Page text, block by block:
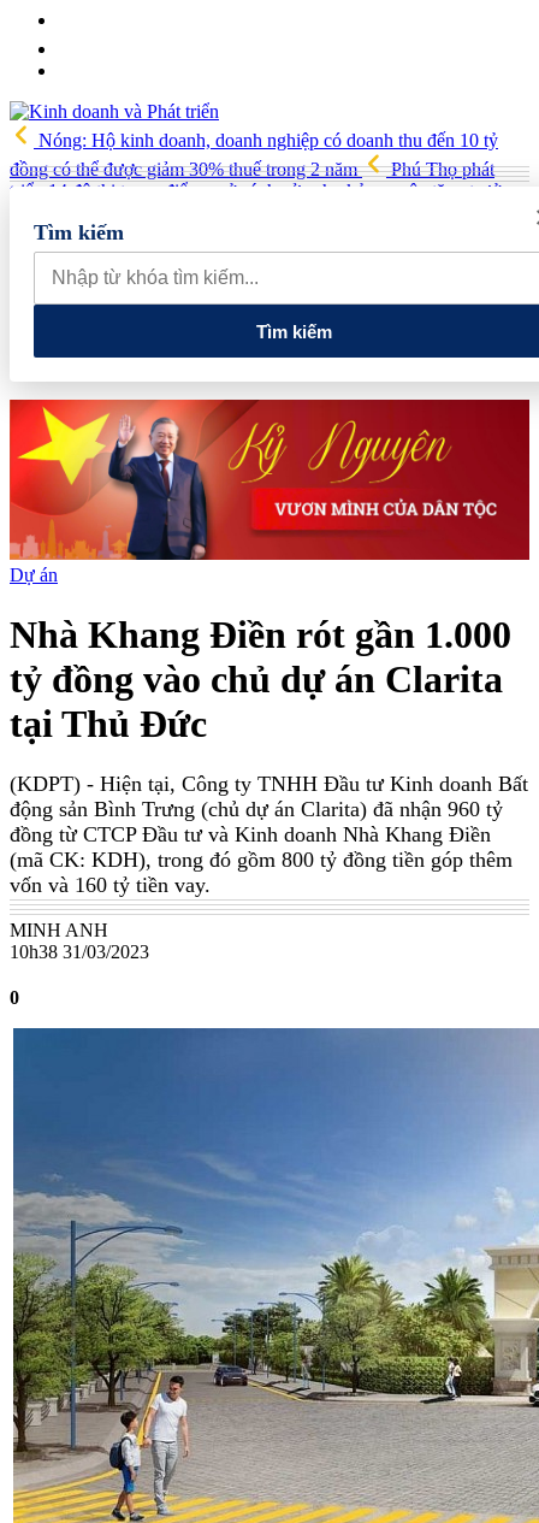
Nóng: Hộ kinh doanh, doanh nghiệp có doanh thu đến 10 tỷ
đồng có thể được giảm 30% thuế trong 2 năm
Phú Thọ phát
triển 14 đô thị trọng điểm, mở cánh cửa cho kỷ nguyên tăng trưởng
Vua quạt Trần Đình Tiệp: Từ bán quạt đến TikToker nổi
tiếng và vướng vòng lao lý
Vietnam Sport Show 2026 quy tụ
520 gian hàng, thúc đẩy kết nối ngành thể thao Việt Nam với thế
giới
Thiết kế kiến trúc biểu tượng của Newtown Diamond được
vinh danh tại Dot Property Awards 2026
Tìm kiếm
Tìm kiếm
Dự án
Nhà Khang Điền rót gần 1.000
tỷ đồng vào chủ dự án Clarita
tại Thủ Đức
(KDPT) - Hiện tại, Công ty TNHH Đầu tư Kinh doanh Bất
động sản Bình Trưng (chủ dự án Clarita) đã nhận 960 tỷ
đồng từ CTCP Đầu tư và Kinh doanh Nhà Khang Điền
(mã CK: KDH), trong đó gồm 800 tỷ đồng tiền góp thêm
vốn và 160 tỷ tiền vay.
MINH ANH
10h38 31/03/2023
0